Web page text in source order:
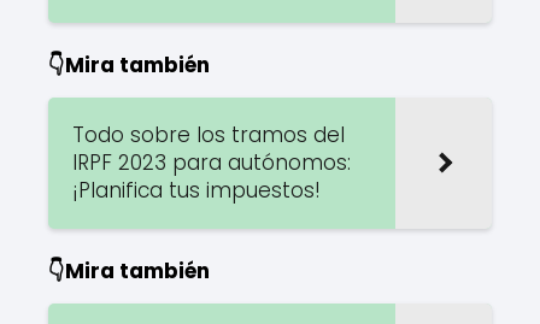
👇Mira también
Todo sobre los tramos del
IRPF 2023 para autónomos:
¡Planifica tus impuestos!
👇Mira también